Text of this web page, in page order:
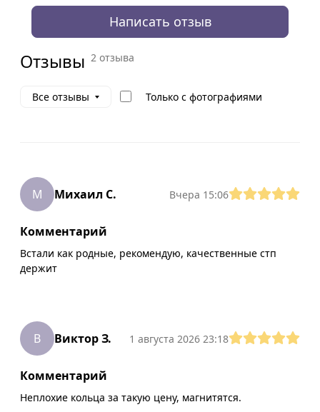
Написать отзыв
Отзывы 2 отзыва
Все отзывы Только с фотографиями
М Михаил С. Вчера 15:06
Комментарий
Встали как родные, рекомендую, качественные стп
держит
В Виктор З. 1 августа 2026 23:18
Комментарий
Неплохие кольца за такую цену, магнитятся.